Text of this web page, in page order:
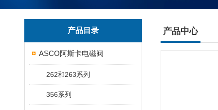
产品目录
ASCO阿斯卡电磁阀
262和263系列
356系列
产品中心